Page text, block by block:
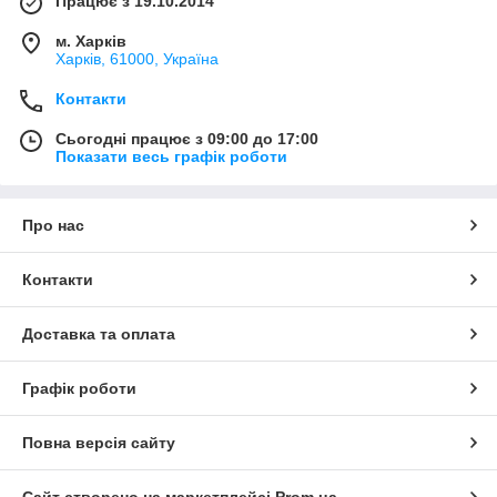
м. Харків
Харків, 61000, Україна
Контакти
Сьогодні працює з 09:00 до 17:00
Показати весь графік роботи
Про нас
Контакти
Доставка та оплата
Графік роботи
Повна версія сайту